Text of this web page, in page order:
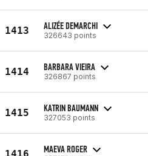
1413 ALIZÉE DEMARCHI
326643 points
1414 BARBARA VIEIRA
326867 points
1415 KATRIN BAUMANN
327053 points
1416 MAEVA ROGER